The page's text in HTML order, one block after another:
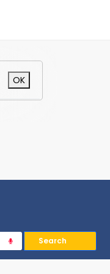
OK